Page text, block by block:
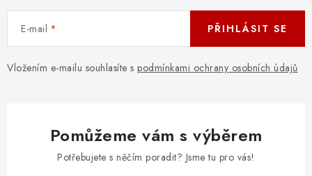
E-mail
Vložením e-mailu souhlasíte s podmínkami ochrany osobních údajů
PŘIHLÁSIT SE
Pomůžeme vám s výběrem
Potřebujete s něčím poradit? Jsme tu pro vás!